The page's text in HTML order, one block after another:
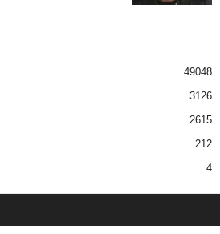
49048
3126
2615
212
4